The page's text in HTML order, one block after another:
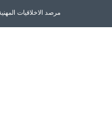
مرصد الاخلاقيات